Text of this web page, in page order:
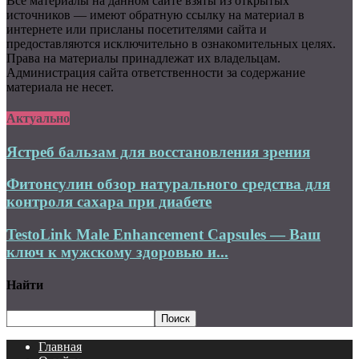
источников — имеют обратную ссылку на материал в
интернете или присланы посетителями сайта и
предоставляются исключительно в ознакомительных целях.
Права на материалы принадлежат их владельцам.
Администрация сайта ответственности за содержание
материала не несет.
Актуально
Ястреб бальзам для восстановления зрения
Фитонсулин обзор натурального средства для
контроля сахара при диабете
TestoLink Male Enhancement Capsules — Ваш
ключ к мужскому здоровью и...
Найти
Главная